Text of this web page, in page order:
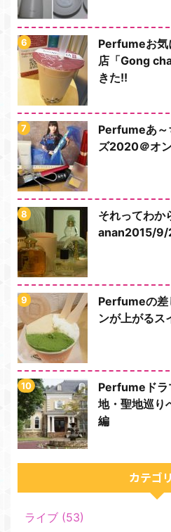
Perfumeお気
店「Gong
きた!!
Perfumeあ～
ズ2020＠オ
それってわか
anan2015/9/
Perfumeの差
ンが上がる
Perfumeドラ
地・聖地巡
編
カテゴ
ライブ (53)